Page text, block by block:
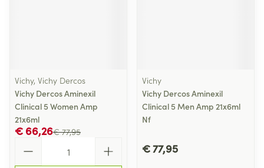
Vichy, Vichy Dercos
Vichy Dercos Aminexil
Clinical 5 Women Amp
21x6ml
€ 77,95
€ 66,26
Vichy
Vichy Dercos Aminexil
Clinical 5 Men Amp 21x6ml
Nf
€ 77,95